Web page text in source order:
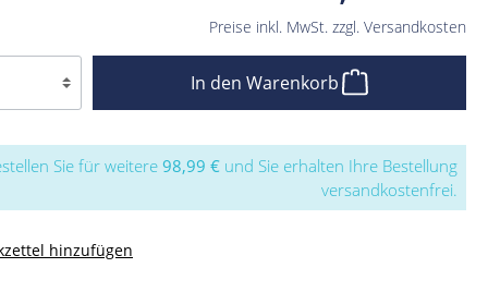
Preise inkl. MwSt. zzgl. Versandkosten
In den Warenkorb
Sie für weitere 98,99 € und Sie erhalten Ihre Bestellung
versandkostenfrei.
hinzufügen